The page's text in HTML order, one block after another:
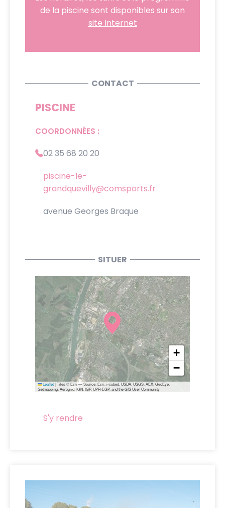
de la piscine sont disponibles sur son
site Internet
CONTACT
PISCINE
COORDONNÉES :
02 35 68 20 20
piscine-le-
grandquevilly@comsports.fr
avenue Georges Braque
SITUER
+
−
Leaflet |Tiles © Esri — Source: Esri, i-cubed, USDA, USGS, AEX, GeoEye,
Getmapping, Aerogrid, IGN, IGP, UPR-EGP, and the GIS User Community
S'y rendre